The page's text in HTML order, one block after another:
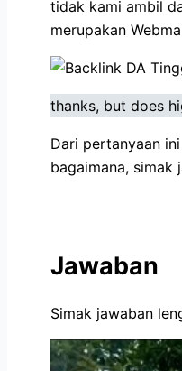
tidak kami ambil
merupakan
thanks, but does
Dari pertanyaan
bagaimana, simak
Jawaban
Simak jawaban